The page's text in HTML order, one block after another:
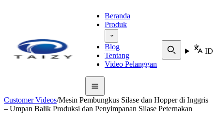
Beranda
Produk
Blog
Tentang
Video Pelanggan
ID
Customer Videos/Mesin Pembungkus Silase dan Hopper di Inggris
– Umpan Balik Produksi dan Penyimpanan Silase Peternakan